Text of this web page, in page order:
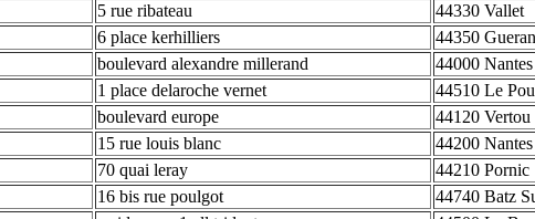
5 rue ribateau
44330 Vallet
6 place kerhilliers
44350
boulevard alexandre millerand
44000 Nantes
1 place delaroche vernet
44510 Le
boulevard europe
44120 Vertou
15 rue louis blanc
44200 Nantes
70 quai leray
44210 Pornic
16 bis rue poulgot
44740 Batz